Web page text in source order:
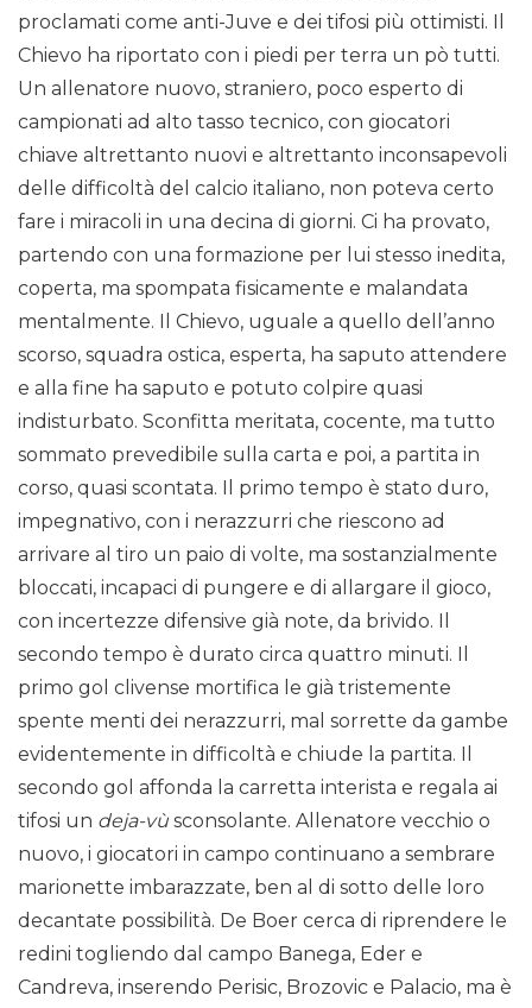
proclamati come anti-Juve e dei tifosi più ottimisti. Il
Chievo ha riportato con i piedi per terra un pò tutti.
Un allenatore nuovo, straniero, poco esperto di
campionati ad alto tasso tecnico, con giocatori
chiave altrettanto nuovi e altrettanto inconsapevoli
delle difficoltà del calcio italiano, non poteva certo
fare i miracoli in una decina di giorni. Ci ha provato,
partendo con una formazione per lui stesso inedita,
coperta, ma spompata fisicamente e malandata
mentalmente. Il Chievo, uguale a quello dell’anno
scorso, squadra ostica, esperta, ha saputo attendere
e alla fine ha saputo e potuto colpire quasi
indisturbato. Sconfitta meritata, cocente, ma tutto
sommato prevedibile sulla carta e poi, a partita in
corso, quasi scontata. Il primo tempo è stato duro,
impegnativo, con i nerazzurri che riescono ad
arrivare al tiro un paio di volte, ma sostanzialmente
bloccati, incapaci di pungere e di allargare il gioco,
con incertezze difensive già note, da brivido. Il
secondo tempo è durato circa quattro minuti. Il
primo gol clivense mortifica le già tristemente
spente menti dei nerazzurri, mal sorrette da gambe
evidentemente in difficoltà e chiude la partita. Il
secondo gol affonda la carretta interista e regala ai
tifosi un deja-vù sconsolante. Allenatore vecchio o
nuovo, i giocatori in campo continuano a sembrare
marionette imbarazzate, ben al di sotto delle loro
decantate possibilità. De Boer cerca di riprendere le
redini togliendo dal campo Banega, Eder e
Candreva, inserendo Perisic, Brozovic e Palacio, ma è